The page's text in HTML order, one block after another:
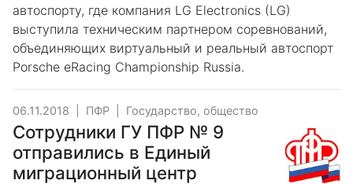
автоспорту, где компания LG Electronics (LG)
выступила техническим партнером соревнований,
объединяющих виртуальный и реальный автоспорт
Porsche eRacing Championship Russia.
06.11.2018 ПФР Государство, общество
Сотрудники ГУ ПФР № 9
отправились в Единый
миграционный центр